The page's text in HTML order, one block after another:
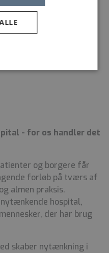
- for os handler det
og borgere får
forløb på tværs af
almen praksis.
hospital,
der har brug
skaber nytænkning i